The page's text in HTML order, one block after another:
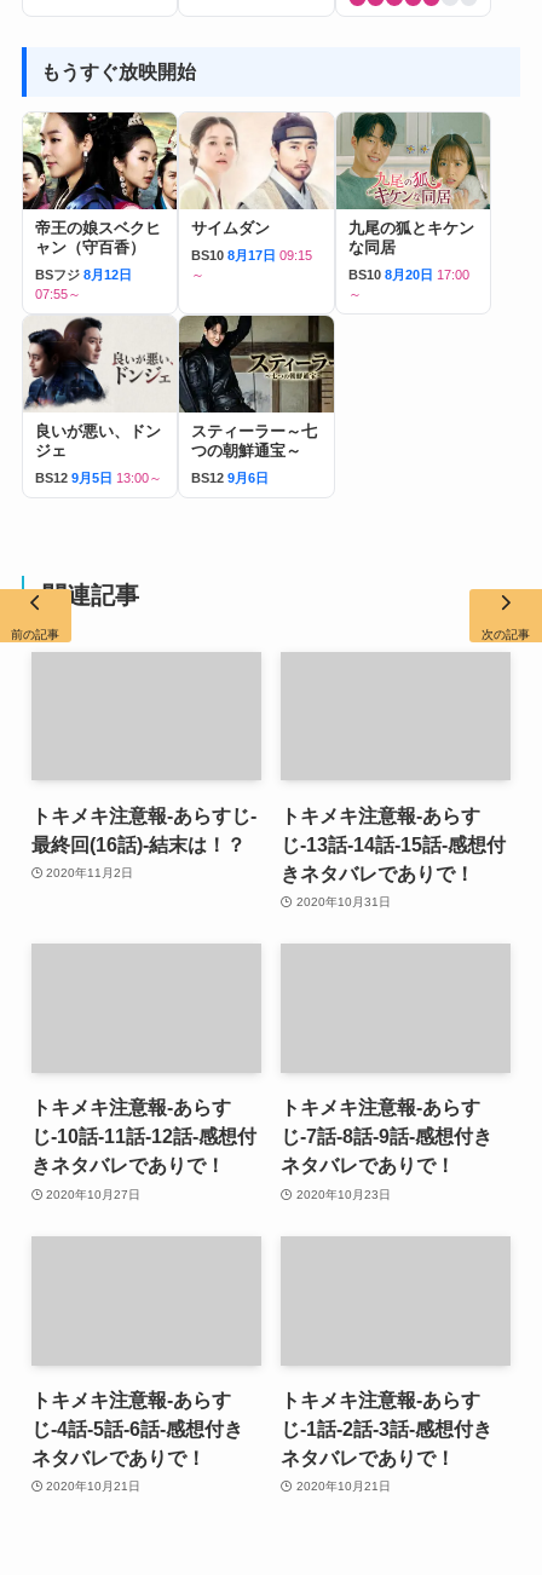
もうすぐ放映開始
帝王の娘スベクヒ
ャン（守百香）
BSフジ 8月12日
07:55～
サイムダン
BS10 8月17日 09:15
～
九尾の狐とキケン
な同居
BS10 8月20日 17:00
～
良いが悪い、ドン
ジェ
BS12 9月5日 13:00～
スティーラー～七
つの朝鮮通宝～
BS12 9月6日
関連記事
トキメキ注意報-あらすじ-
最終回(16話)-結末は！？
2020年11月2日
トキメキ注意報-あらす
じ-13話-14話-15話-感想付
きネタバレでありで！
2020年10月31日
トキメキ注意報-あらす
じ-10話-11話-12話-感想付
きネタバレでありで！
2020年10月27日
トキメキ注意報-あらす
じ-7話-8話-9話-感想付き
ネタバレでありで！
2020年10月23日
トキメキ注意報-あらす
じ-4話-5話-6話-感想付き
ネタバレでありで！
2020年10月21日
トキメキ注意報-あらす
じ-1話-2話-3話-感想付き
ネタバレでありで！
2020年10月21日
前の記事 次の記事